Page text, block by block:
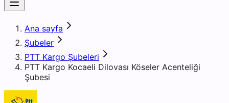
Ana sayfa
Şubeler
PTT Kargo Şubeleri
PTT Kargo Kocaeli Dilovası Köseler Acenteliği
Şubesi